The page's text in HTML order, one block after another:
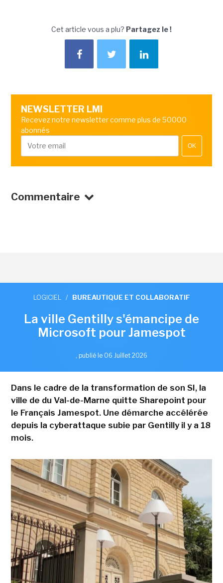
Cet article vous a plu? Partagez le !
NEWSLETTER LMI
Recevez notre newsletter comme plus de 50000
abonnés
OK
Commentaire
LOGICIEL / BUREAUTIQUE ET COLLABORATIF
La ville Gentilly s'émancipe de
Microsoft pour Jamespot
, publié le 06 Juillet 2026
Dans le cadre de la transformation de son SI, la
ville de du Val-de-Marne quitte Sharepoint pour
le Français Jamespot. Une démarche accélérée
depuis la cyberattaque subie par Gentilly il y a 18
mois.